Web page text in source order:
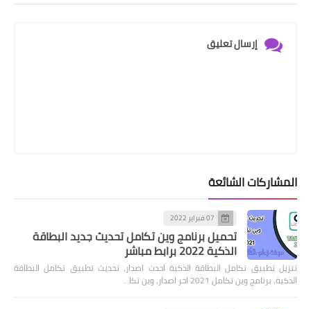
إرسال تعليق
المشاركات الشائعة
07 فبراير 2022
تحميل برنامج وين تكامل تحديث جديد البطاقة
الذكية 2022 برابط مباشر
تنزيل تطبيق تكامل البطاقة الذكية احدث اصدار، تحديث تطبيق تكامل البطاقة
الذكية، برنامج وين تكامل 2021 اخر اصدار، وين تكا…